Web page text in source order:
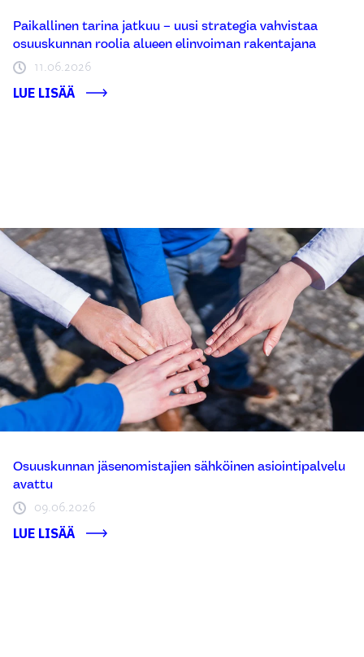
Paikallinen tarina jatkuu – uusi strategia vahvistaa
osuuskunnan roolia alueen elinvoiman rakentajana
11.06.2026
LUE LISÄÄ
Osuuskunnan jäsenomistajien sähköinen asiointipalvelu
avattu
09.06.2026
LUE LISÄÄ